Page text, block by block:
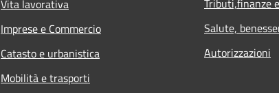
Vita lavorativa
Imprese e Commercio
Catasto e urbanistica
Mobilità e trasporti
Salute,
Autorizzazioni